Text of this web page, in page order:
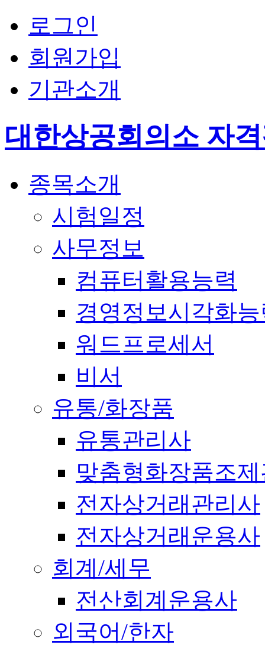
로그인
회원가입
기관소개
대한상공회의소 자
종목소개
시험일정
사무정보
컴퓨터활용능력
경영정보시각화
워드프로세서
비서
유통/화장품
유통관리사
맞춤형화장품조
전자상거래관리사
전자상거래운용사
회계/세무
전산회계운용사
외국어/한자